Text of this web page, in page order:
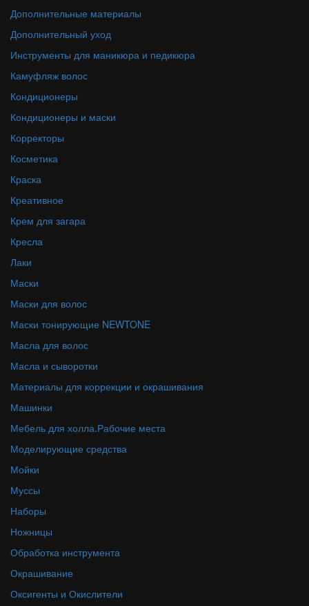
Дополнительные материалы
Дополнительный уход
Инструменты для маникюра и педикюра
Камуфляж волос
Кондиционеры
Кондиционеры и маски
Корректоры
Косметика
Краска
Креативное
Крем для загара
Кресла
Лаки
Маски
Маски для волос
Маски тонирующие NEWTONE
Масла для волос
Масла и сыворотки
Материалы для коррекции и окрашивания
Машинки
Мебель для холла.Рабочие места
Моделирующие средства
Мойки
Муссы
Наборы
Ножницы
Обработка инструмента
Окрашивание
Оксигенты и Окислители